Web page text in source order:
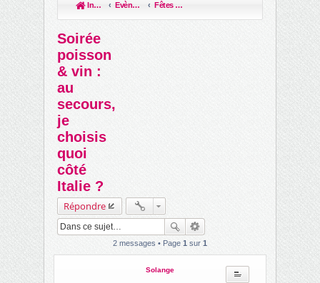
Index du forum Evènements de la vie & leur organisation! Fêtes d'anniversaire
ec
Soirée
poisson
& vin :
au
secours,
je
choisis
quoi
côté
Italie ?
Répondre
2 messages • Page 1 sur 1
Solange